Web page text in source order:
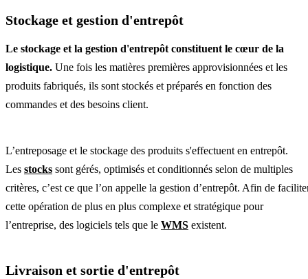
Stockage et gestion d'entrepôt
Le stockage et la gestion d'entrepôt constituent le cœur de la
logistique. Une fois les matières premières approvisionnées et les
produits fabriqués, ils sont stockés et préparés en fonction des
commandes et des besoins client.
L’entreposage et le stockage des produits s'effectuent en entrepôt.
Les stocks sont gérés, optimisés et conditionnés selon de multiples
critères, c’est ce que l’on appelle la gestion d’entrepôt. Afin de
cette opération de plus en plus complexe et stratégique pour
l’entreprise, des logiciels tels que le WMS existent.
Livraison et sortie d'entrepôt